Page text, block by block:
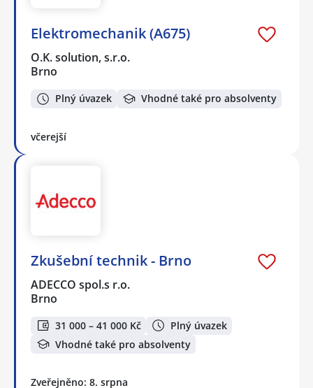
Elektromechanik (A675)
O.K. solution, s.r.o.
Brno
Plný úvazek Vhodné také pro absolventy
včerejší
Zkušební technik - Brno
ADECCO spol.s r.o.
Brno
31 000 – 41 000 Kč
Plný úvazek
Vhodné také pro absolventy
Zveřejněno: 8. srpna